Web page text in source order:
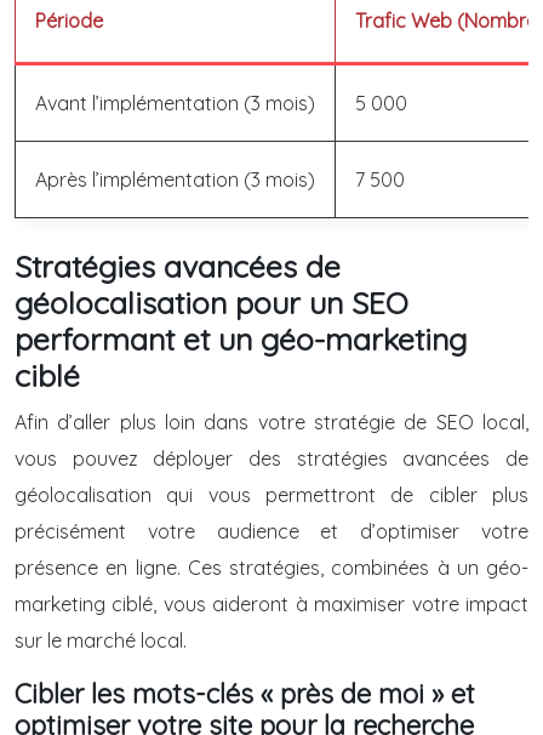
Période Trafic Web (Nombre
Avant l’implémentation (3 mois) 5 000
Après l’implémentation (3 mois) 7 500
Stratégies avancées de
géolocalisation pour un SEO
performant et un géo-marketing
ciblé
Afin d’aller plus loin dans votre stratégie de SEO local,
vous pouvez déployer des stratégies avancées de
géolocalisation qui vous permettront de cibler plus
précisément votre audience et d’optimiser votre
présence en ligne. Ces stratégies, combinées à un géo-
marketing ciblé, vous aideront à maximiser votre impact
sur le marché local.
Cibler les mots-clés « près de moi » et
optimiser votre site pour la recherche